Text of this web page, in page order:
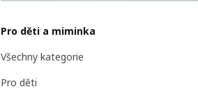
Pro děti a miminka
Všechny kategorie
Pro děti